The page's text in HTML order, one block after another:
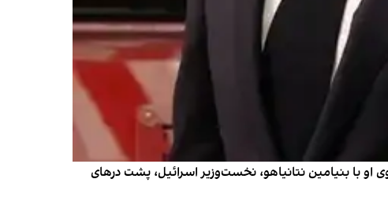
چهارشنبه ۱۲ اردیبهشت به اسرائیل رسید. گفت‌وگوی او با بنیامین نتانیاهو، نخست‌وزیر اسرائیل، پشت درهای